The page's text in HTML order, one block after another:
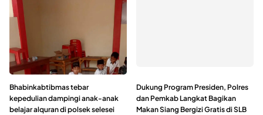
Bhabinkabtibmas tebar
kepedulian dampingi anak-anak
belajar alquran di polsek selesei
Dukung Program Presiden, Polres
dan Pemkab Langkat Bagikan
Makan Siang Bergizi Gratis di SLB